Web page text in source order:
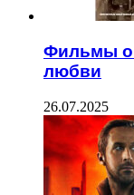
Фильмы о
любви
26.07.2025